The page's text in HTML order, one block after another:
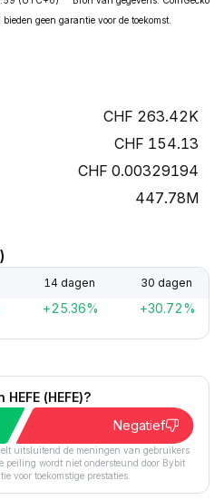
geen garantie voor de toekomst.
263.42K
154.13
0.00329194
447.78M
14 dagen 30 dagen
+25.36% +30.72%
(HEFE)?
Negatief
uitsluitend de meningen van gebruikers
peiling wordt niet ondersteund door Bybit
voor toekomstige prestaties.